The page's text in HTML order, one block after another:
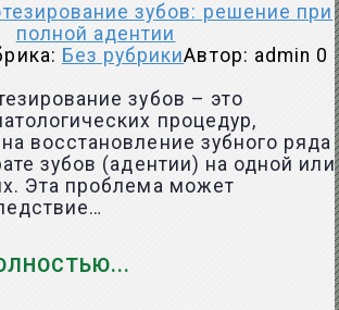
зубов: решение при
полной адентии
Без рубрикиАвтор: admin 0
зубов – это
процедур,
восстановление зубного ряда
зубов (адентии) на одной или
Эта проблема может